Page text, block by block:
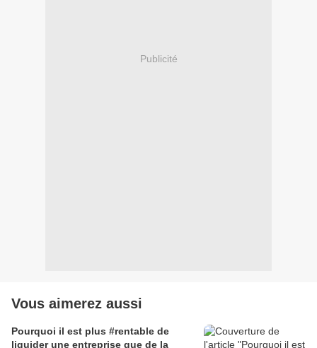
Publicité
Vous aimerez aussi
Pourquoi il est plus #rentable de
liquider une entreprise que de la